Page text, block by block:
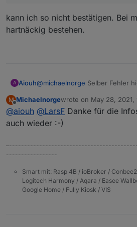
kann ich so nicht bestätigen. Bei
hartnäckig bestehen.
A Aiouh@michaelnorge Selber Fehler
Jetzt klappt wieder alles.
M
Offline
Michaelnorgewrote on May 28, 2021,
last edited by
@aiouh @LarsF Danke für die
auch wieder :-)
-----------------
Smart mit: Rasp 4B / ioBroker /
Logitech Harmony / Aqara / Easee
Google Home / Fully Kiosk / VIS